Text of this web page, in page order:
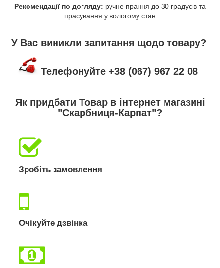
Рекомендації по догляду: ручне прання до 30 градусів та
прасування у вологому стан
У Вас виникли запитання щодо товару?
Телефонуйте +38 (067) 967 22 08
Як придбати Товар в інтернет магазині
"Скарбниця-Карпат"?
Зробіть замовлення
Очікуйте дзвінка